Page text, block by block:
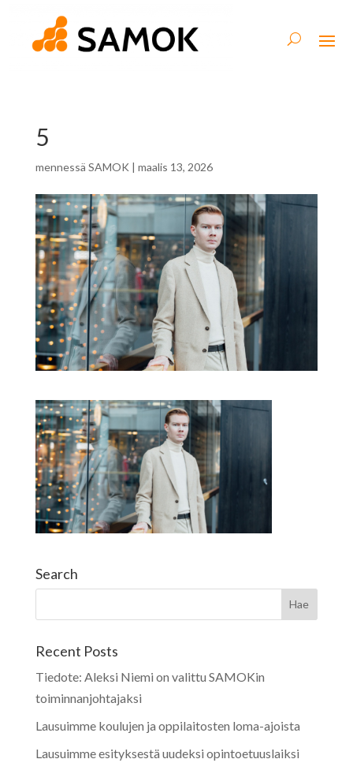
5
mennessä SAMOK | maalis 13, 2026
Search
Recent Posts
Tiedote: Aleksi Niemi on valittu SAMOKin
toiminnanjohtajaksi
Lausuimme koulujen ja oppilaitosten loma-ajoista
Lausuimme esityksestä uudeksi opintoetuuslaiksi